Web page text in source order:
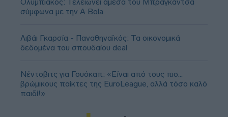
σύμφωνα με την A Bola
Λιβάι Γκαρσία - Παναθηναϊκός: Τα οικονομικά
δεδομένα του σπουδαίου deal
Νέντοβιτς για Γουόκαπ: «Είναι από τους πιο...
βρώμικους παίκτες της EuroLeague, αλλά τόσο καλό
παιδί!»